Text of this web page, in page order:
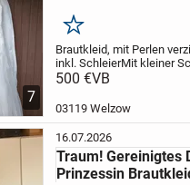
7
Merken
Brautkleid, mit Perlen
inkl. SchleierMit kleiner
Jäckchen dazu+
500 €VB
03119 Welzow
16.07.2026
Traum! Gereinigtes
Prinzessin